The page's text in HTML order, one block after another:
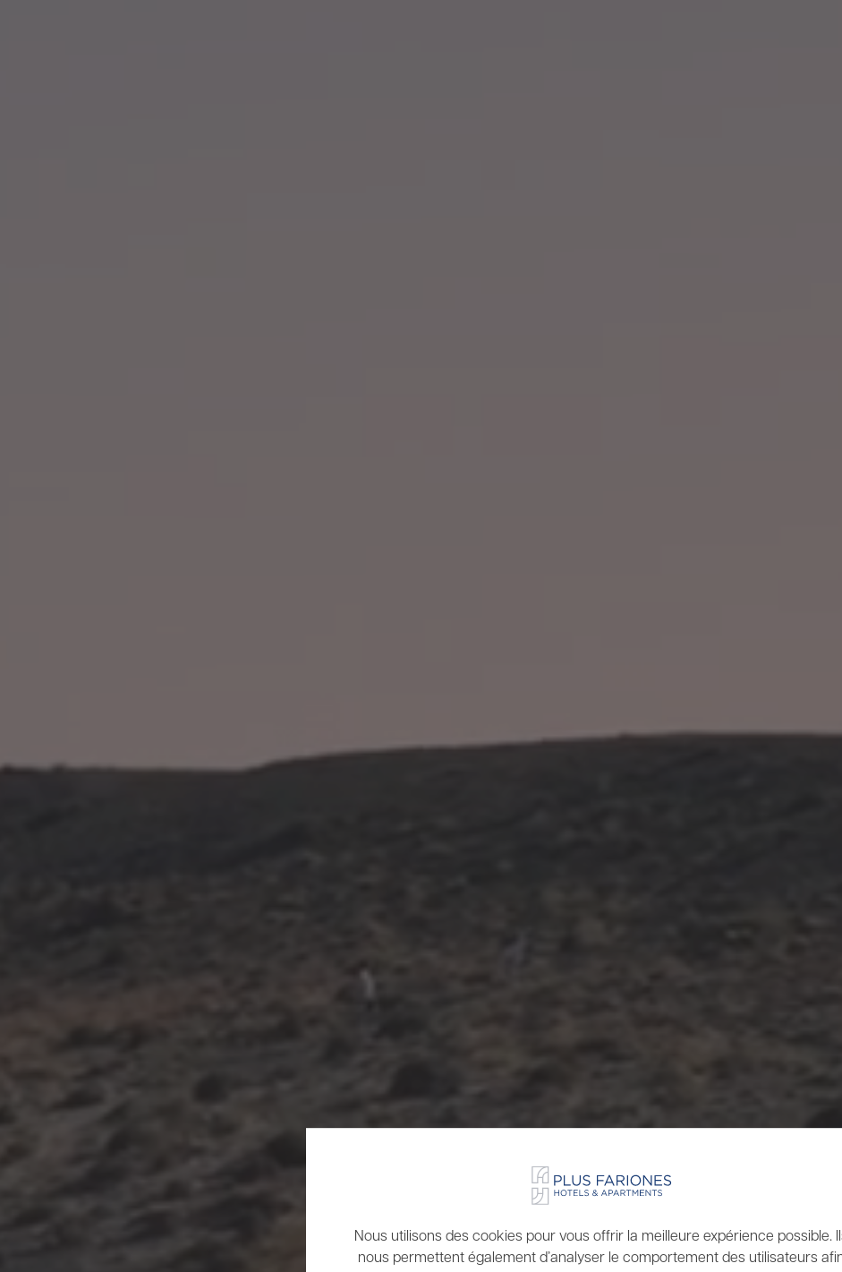
Nous utilisons des cookies pour vous offrir la meilleure expérience possible.
nous permettent également d’analyser le comportement des utilisateurs